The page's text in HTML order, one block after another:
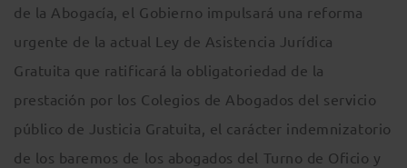
de la Abogacía, el Gobierno impulsará una reforma
urgente de la actual Ley de Asistencia Jurídica
Gratuita que ratificará la obligatoriedad de la
prestación por los Colegios de Abogados del servicio
público de Justicia Gratuita, el carácter indemnizatorio
de los baremos de los abogados del Turno de Oficio y